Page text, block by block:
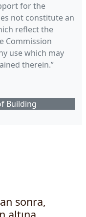
for the
not constitute an
reflect the
Commission
use which may
therein.”
Building
sonra,